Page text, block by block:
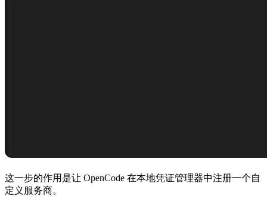
这一步的作用是让 OpenCode 在本地凭证管理器中注册一个自
定义服务商。